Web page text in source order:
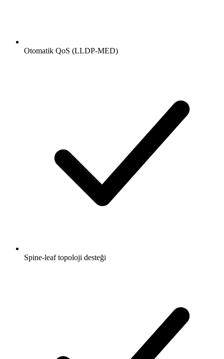
Otomatik QoS (LLDP-MED)
Spine-leaf topoloji desteği